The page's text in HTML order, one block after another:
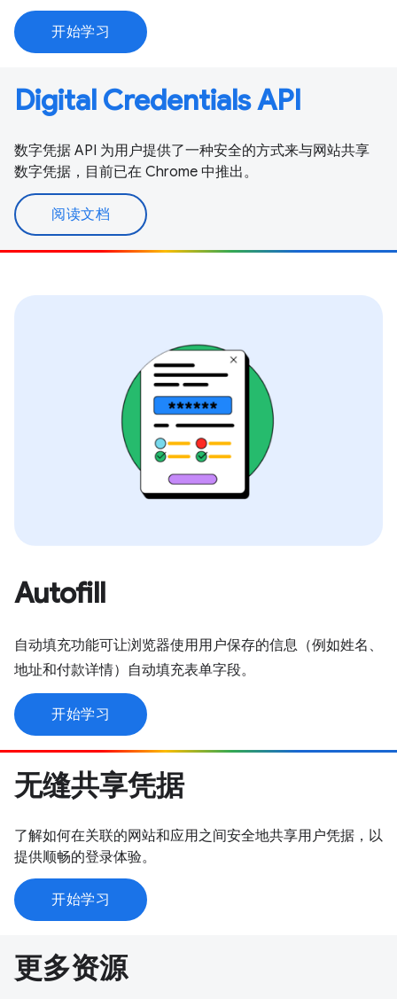
开始学习
Digital Credentials API
数字凭据 API 为用户提供了一种安全的方式来与网站共享
数字凭据，目前已在 Chrome 中推出。
阅读文档
Autofill
自动填充功能可让浏览器使用用户保存的信息（例如姓名、
地址和付款详情）自动填充表单字段。
开始学习
无缝共享凭据
了解如何在关联的网站和应用之间安全地共享用户凭据，以
提供顺畅的登录体验。
开始学习
更多资源